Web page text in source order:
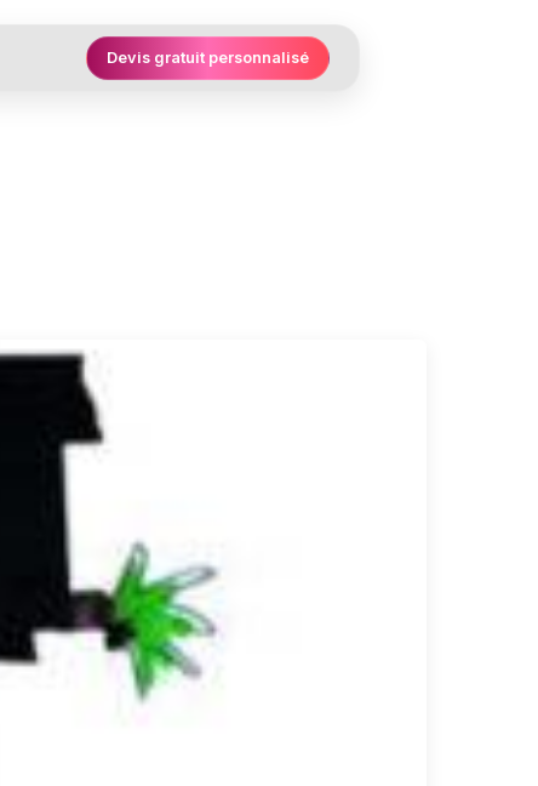
Devis gratuit personnalisé